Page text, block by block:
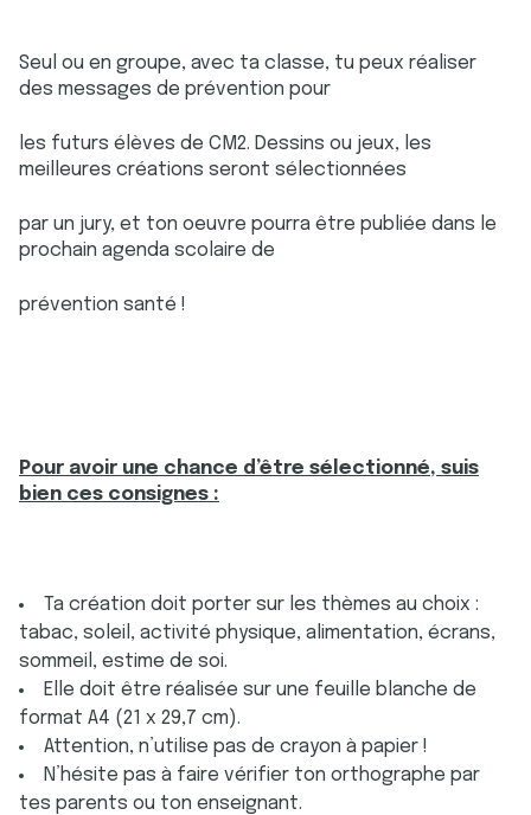
Seul ou en groupe, avec ta classe, tu peux réaliser
des messages de prévention pour
les futurs élèves de CM2. Dessins ou jeux, les
meilleures créations seront sélectionnées
par un jury, et ton oeuvre pourra être publiée dans le
prochain agenda scolaire de
prévention santé !
Pour avoir une chance d’être sélectionné, suis
bien ces consignes :
Ta création doit porter sur les thèmes au choix :
tabac, soleil, activité physique, alimentation, écrans,
sommeil, estime de soi.
Elle doit être réalisée sur une feuille blanche de
format A4 (21 x 29,7 cm).
Attention, n’utilise pas de crayon à papier !
N’hésite pas à faire vérifier ton orthographe par
tes parents ou ton enseignant.